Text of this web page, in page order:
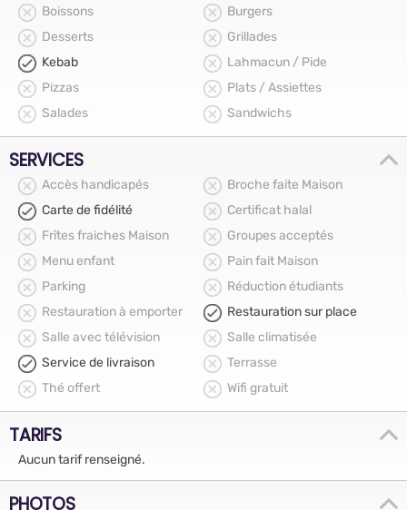
Boissons
Burgers
Desserts
Grillades
Kebab
Lahmacun / Pide
Pizzas
Plats / Assiettes
Salades
Sandwichs
SERVICES
Accès handicapés
Broche faite Maison
Carte de fidélité
Certificat halal
Frîtes fraiches Maison
Groupes acceptés
Menu enfant
Pain fait Maison
Parking
Réduction étudiants
Restauration à emporter
Restauration sur place
Salle avec télévision
Salle climatisée
Service de livraison
Terrasse
Thé offert
Wifi gratuit
TARIFS
Aucun tarif renseigné.
PHOTOS